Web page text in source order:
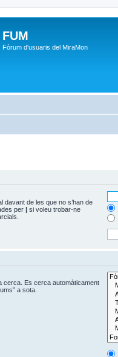
FUM
Fòrum d'usuaris del MiraMon
davant de les que no s’han de
per | si voleu trobar-ne
cerca. Es cerca automàticament
a sota.